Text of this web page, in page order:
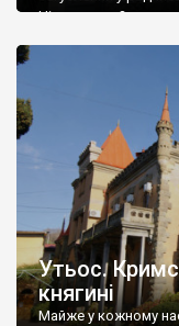
Ніжин греки?
Утьос.
княгині
Майже у кожному